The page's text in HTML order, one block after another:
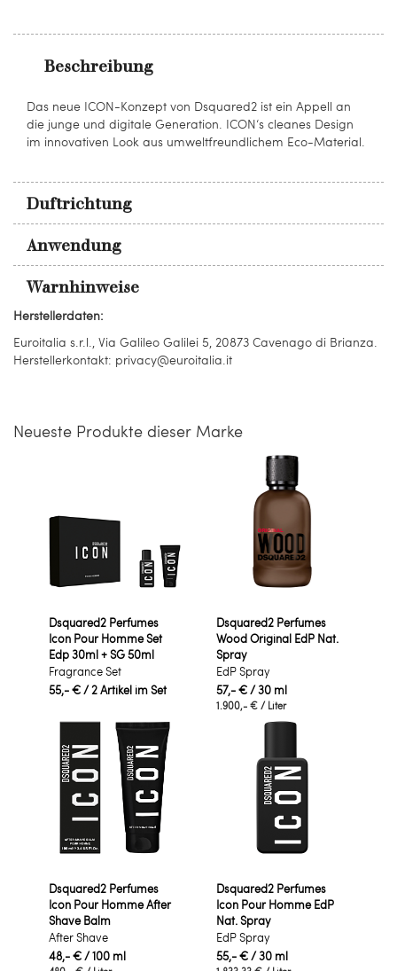
Beschreibung
Das neue ICON-Konzept von Dsquared2 ist ein Appell an
die junge und digitale Generation.​ ICON‘s cleanes Design
im innovativen Look​​ aus umweltfreundlichem Eco-Material.​
Duftrichtung
Anwendung
Warnhinweise
Herstellerdaten:
Euroitalia s.r.l., Via Galileo Galilei 5, 20873 Cavenago di Brianza.
Herstellerkontakt: privacy@euroitalia.it
Neueste Produkte dieser Marke
Dsquared2 Perfumes
Icon Pour Homme Set
Edp 30ml + SG 50ml
Fragrance Set
55,- €/ 2 Artikel im Set
Dsquared2 Perfumes
Wood Original EdP Nat.
Spray
EdP Spray
57,- €/ 30 ml
1.900,- € / Liter
Dsquared2 Perfumes
Icon Pour Homme After
Shave Balm
After Shave
48,- €/ 100 ml
Dsquared2 Perfumes
Icon Pour Homme EdP
Nat. Spray
EdP Spray
55,- €/ 30 ml